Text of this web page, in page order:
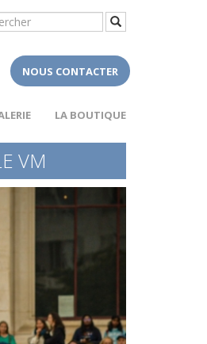
NOUS CONTACTER
LA BOUTIQUE
VM